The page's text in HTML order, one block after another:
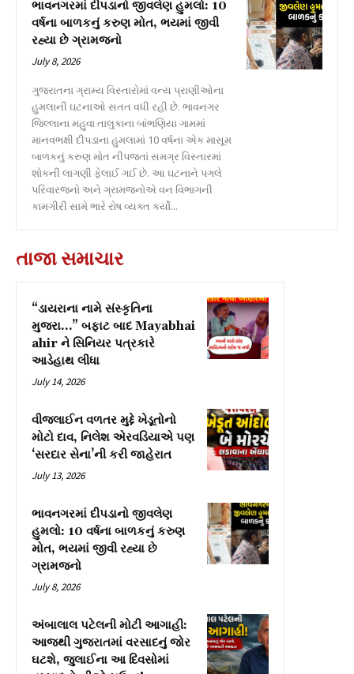
ભાવનગરમાં દીપડાનો જીવલેણ હુમલો: 10
વર્ષના બાળકનું કરુણ મોત, ભયમાં જીવી
રહ્યા છે ગ્રામજનો
July 8, 2026
ગુજરાતના ગ્રામ્ય વિસ્તારોમાં વન્ય પ્રાણીઓના
હુમલાની ઘટનાઓ સતત વધી રહી છે. ભાવનગર
જિલ્લાના મહુવા તાલુકાના બાંભણિયા ગામમાં
માનવભક્ષી દીપડાના હુમલામાં 10 વર્ષના એક માસૂમ
બાળકનું કરુણ મોત નીપજતાં સમગ્ર વિસ્તારમાં
શોકની લાગણી ફેલાઈ ગઈ છે. આ ઘટનાને પગલે
પરિવારજનો અને ગ્રામજનોએ વન વિભાગની
કામગીરી સામે ભારે રોષ વ્યક્ત કર્યો...
તાજા સમાચાર
“ડાયરાના નામે સંસ્કૃતિના
મુજરા…” બફાટ બાદ Mayabhai
ahir ને સિનિયર પત્રકારે
આડેહાથ લીધા
July 14, 2026
વીજલાઈન વળતર મુદ્દે ખેડૂતોનો
મોટો દાવ, નિલેશ એરવડિયાએ પણ
‘સરદાર સેના’ની કરી જાહેરાત
July 13, 2026
ભાવનગરમાં દીપડાનો જીવલેણ
હુમલો: 10 વર્ષના બાળકનું કરુણ
મોત, ભયમાં જીવી રહ્યા છે
ગ્રામજનો
July 8, 2026
અંબાલાલ પટેલની મોટી આગાહી:
આજથી ગુજરાતમાં વરસાદનું જોર
ઘટશે, જુલાઈના આ દિવસોમાં